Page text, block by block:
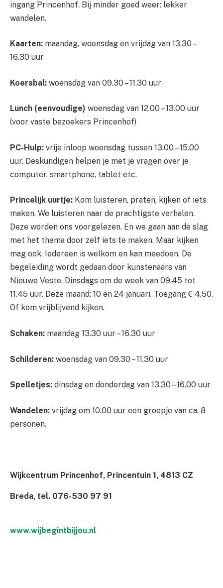
ingang Princenhof. Bij minder goed weer: lekker
wandelen.
Kaarten: maandag, woensdag en vrijdag van 13.30 –
16.30 uur
Koersbal: woensdag van 09.30 – 11.30 uur
Lunch (eenvoudige) woensdag van 12.00 – 13.00 uur
(voor vaste bezoekers Princenhof)
PC-Hulp: vrije inloop woensdag tussen 13.00 – 15.00
uur. Deskundigen helpen je met je vragen over je
computer, smartphone, tablet etc.
Princelijk uurtje: Kom luisteren, praten, kijken of iets
maken. We luisteren naar de prachtigste verhalen.
Deze worden ons voorgelezen. En we gaan aan de slag
met het thema door zelf iets te maken. Maar kijken
mag ook. Iedereen is welkom en kan meedoen. De
begeleiding wordt gedaan door kunstenaars van
Nieuwe Veste. Dinsdags om de week van 09.45 tot
11.45 uur. Deze maand: 10 en 24 januari. Toegang € 4,50.
Of kom vrijblijvend kijken.
Schaken: maandag 13.30 uur – 16.30 uur
Schilderen: woensdag van 09.30 – 11.30 uur
Spelletjes: dinsdag en donderdag van 13.30 – 16.00 uur
Wandelen: vrijdag om 10.00 uur een groepje van ca. 8
personen.
Wijkcentrum Princenhof, Princentuin 1, 4813 CZ
Breda, tel. 076-530 97 91
www.wijbegintbijjou.nl